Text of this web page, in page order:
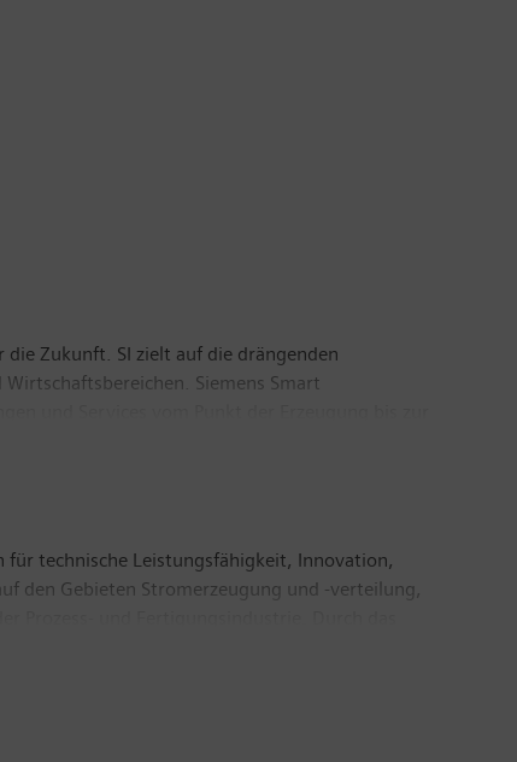
Zukunft. SI zielt auf die drängenden
Siemens Smart
sein und der Gesellschaft, sich
technische Leistungsfähigkeit, Innovation,
den Gebieten Stromerzeugung und -verteilung,
Schienen- und Straßenverkehr, gestaltet